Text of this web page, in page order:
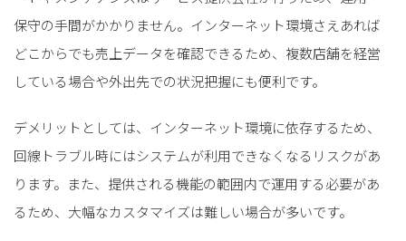
保守の手間がかかりません。インターネット環境さえあれば
どこからでも売上データを確認できるため、複数店舗を経営
している場合や外出先での状況把握にも便利です。
デメリットとしては、インターネット環境に依存するため、
回線トラブル時にはシステムが利用できなくなるリスクがあ
ります。また、提供される機能の範囲内で運用する必要があ
るため、大幅なカスタマイズは難しい場合が多いです。